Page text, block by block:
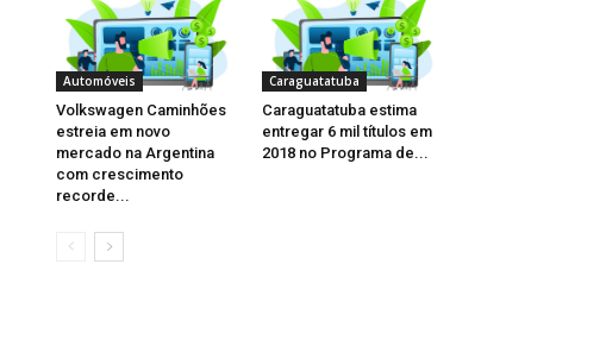
Automóveis
Volkswagen Caminhões
estreia em novo
mercado na Argentina
com crescimento
recorde...
Caraguatatuba
Caraguatatuba estima
entregar 6 mil títulos em
2018 no Programa de...